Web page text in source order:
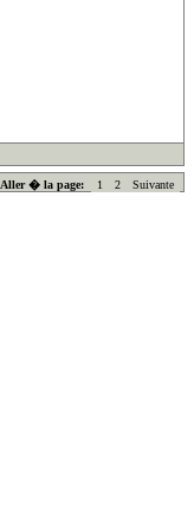
Aller � la page: 1 2 Suivante